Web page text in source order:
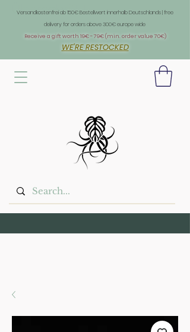
Überschrift 1
Versandkostenfrei ab 150€ Bestellwert innerhalb Deutschlands | free
delivery for orders above 300€ europe wide
Receive a gift worth 19€ - 79€ (min. order value 70€)
WE'RE RESTOCKED